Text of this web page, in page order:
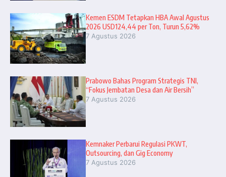
Kemen ESDM Tetapkan HBA Awal Agustus
2026 USD124,44 per Ton, Turun 5,62%
7 Agustus 2026
Prabowo Bahas Program Strategis TNI,
“Fokus Jembatan Desa dan Air Bersih”
7 Agustus 2026
Kemnaker Perbarui Regulasi PKWT,
Outsourcing, dan Gig Economy
7 Agustus 2026